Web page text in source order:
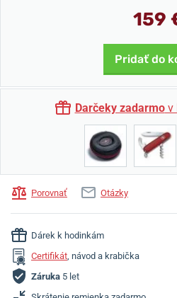
159
Pridať do
Darčeky zadarmov
Porovnať Otázky
Dárek k hodinkám
Certifikát, návod a krabička
Záruka 5 let